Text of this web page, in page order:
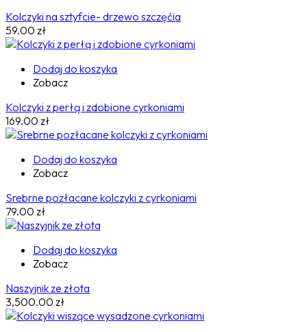
Kolczyki na sztyfcie- drzewo szczęćia
59.00 zł
Dodaj do koszyka
Zobacz
Kolczyki z perłą i zdobione cyrkoniami
169.00 zł
Dodaj do koszyka
Zobacz
Srebrne pozłacane kolczyki z cyrkoniami
79.00 zł
Dodaj do koszyka
Zobacz
Naszyjnik ze złota
3,500.00 zł